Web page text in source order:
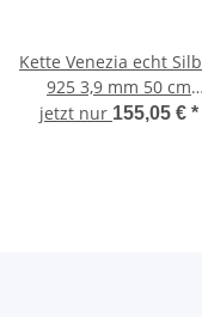
Kette Venezia echt Silber
925 3,9 mm 50 cm
Halskette Sterlingsilber
jetzt nur 155,05 € *